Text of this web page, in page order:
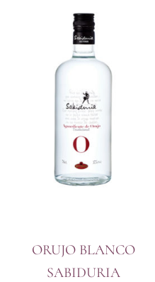
ORUJO BLANCO
SABIDURIA